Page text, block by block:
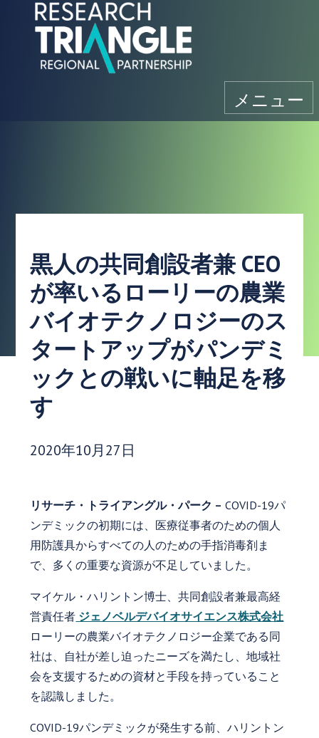
コンテンツにスキップ
メニュー
黒人の共同創設者兼 CEO
が率いるローリーの農業
バイオテクノロジーのス
タートアップがパンデミ
ックとの戦いに軸足を移
す
発行日:
2020年10月27日
リサーチ・トライアングル・パーク – COVID-19パ
ンデミックの初期には、医療従事者のための個人
用防護具からすべての人のための手指消毒剤ま
で、多くの重要な資源が不足していました。
マイケル・ハリントン博士、共同創設者兼最高経
営責任者 ジェノベルデバイオサイエンス株式会社
ローリーの農業バイオテクノロジー企業である同
社は、自社が差し迫ったニーズを満たし、地域社
会を支援するための資材と手段を持っていること
を認識しました。
COVID-19パンデミックが発生する前、ハリントン